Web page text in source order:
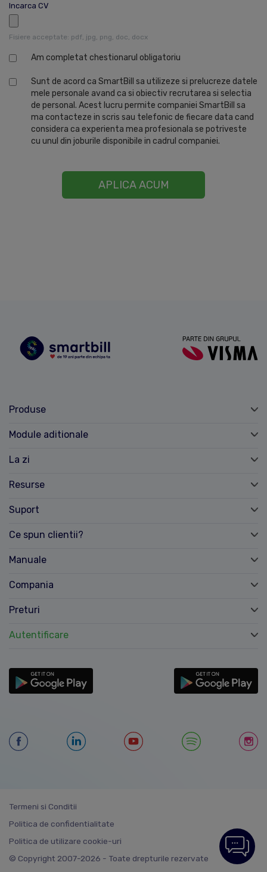
Incarca CV
Fisiere acceptate: pdf, jpg, png, doc, docx
Am completat chestionarul obligatoriu
Sunt de acord ca SmartBill sa utilizeze si prelucreze datele
mele personale avand ca si obiectiv recrutarea si selectia
de personal. Acest lucru permite companiei SmartBill sa
ma contacteze in scris sau telefonic de fiecare data cand
considera ca experienta mea profesionala se potriveste
cu unul din joburile disponibile in cadrul companiei.
Produse
Module aditionale
La zi
Resurse
Suport
Ce spun clientii?
Manuale
Compania
Preturi
Autentificare
Termeni si Conditii
Politica de confidentialitate
Politica de utilizare cookie-uri
© Copyright 2007-2026 - Toate drepturile rezervate